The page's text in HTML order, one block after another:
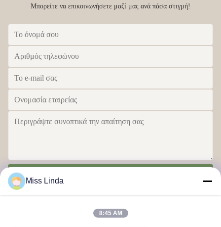
Μπορείτε να επικοινωνήσετε μαζί μας ανά πάσα στιγμή!
Miss Linda
8:45 AM